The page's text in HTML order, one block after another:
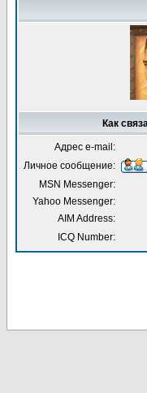
Как
Адрес e-mail:
Личное сообщение:
MSN Messenger:
Yahoo Messenger:
AIM Address:
ICQ Number: